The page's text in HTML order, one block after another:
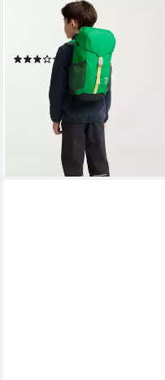
JACK WOLFSKIN
Kinderrucksack KIDS
EXPLORER 15
(2)
31,99 € 60,00 €
lieferbar - in 1-2 Werktagen bei dir